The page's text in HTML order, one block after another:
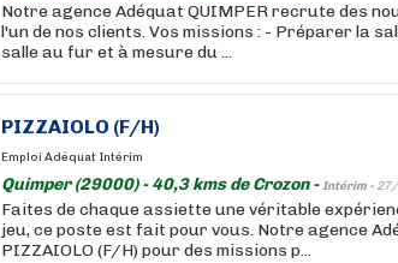
Notre agence Adéquat QUIMPER recrute des
l'un de nos clients. Vos missions : - Préparer la
salle au fur et à mesure du ...
PIZZAIOLO (F/H)
Emploi Adéquat Intérim
Quimper (29000) - 40,3 kms de Crozon -Intérim -
Faites de chaque assiette une véritable
jeu, ce poste est fait pour vous. Notre agence
PIZZAIOLO (F/H) pour des missions p...